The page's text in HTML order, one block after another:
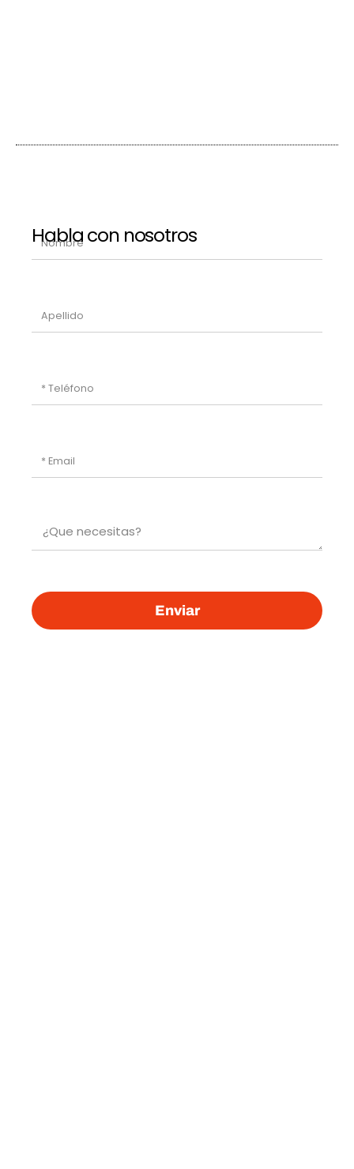
Habla con nosotros
Enviar